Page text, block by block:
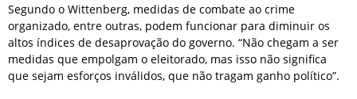
Segundo o Wittenberg, medidas de combate ao crime
organizado, entre outras, podem funcionar para diminuir os
altos índices de desaprovação do governo. “Não chegam a ser
medidas que empolgam o eleitorado, mas isso não significa
que sejam esforços inválidos, que não tragam ganho político”.